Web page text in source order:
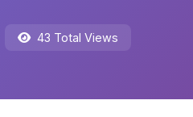
43 Total Views